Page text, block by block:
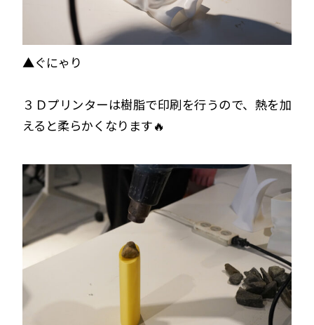
▲ぐにゃり
３Ｄプリンターは樹脂で印刷を行うので、熱を加
えると柔らかくなります🔥